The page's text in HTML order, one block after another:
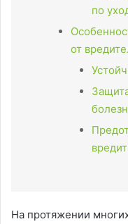
по
от
На протяжении